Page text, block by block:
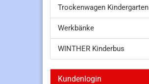
Trockenwagen Kindergarten
Werkbänke
WINTHER Kinderbus
Kundenlogin